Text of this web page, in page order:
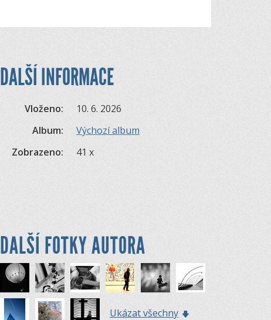
DALŠÍ INFORMACE
Vloženo:
10. 6. 2026
Album:
Výchozí album
Zobrazeno:
41 x
DALŠÍ FOTKY AUTORA
Ukázat všechny